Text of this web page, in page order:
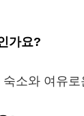
가요?
소와 여유